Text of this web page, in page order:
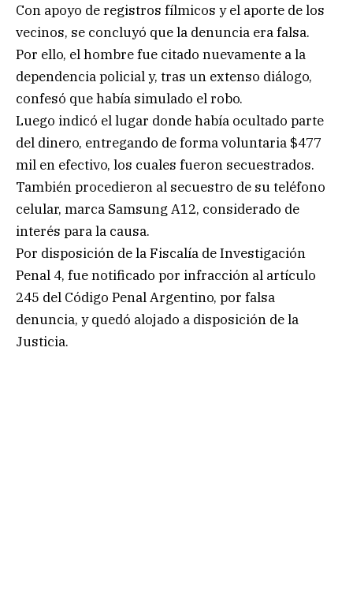
Con apoyo de registros fílmicos y el aporte de los
vecinos, se concluyó que la denuncia era falsa.
Por ello, el hombre fue citado nuevamente a la
dependencia policial y, tras un extenso diálogo,
confesó que había simulado el robo.
Luego indicó el lugar donde había ocultado parte
del dinero, entregando de forma voluntaria $477
mil en efectivo, los cuales fueron secuestrados.
También procedieron al secuestro de su teléfono
celular, marca Samsung A12, considerado de
interés para la causa.
Por disposición de la Fiscalía de Investigación
Penal 4, fue notificado por infracción al artículo
245 del Código Penal Argentino, por falsa
denuncia, y quedó alojado a disposición de la
Justicia.